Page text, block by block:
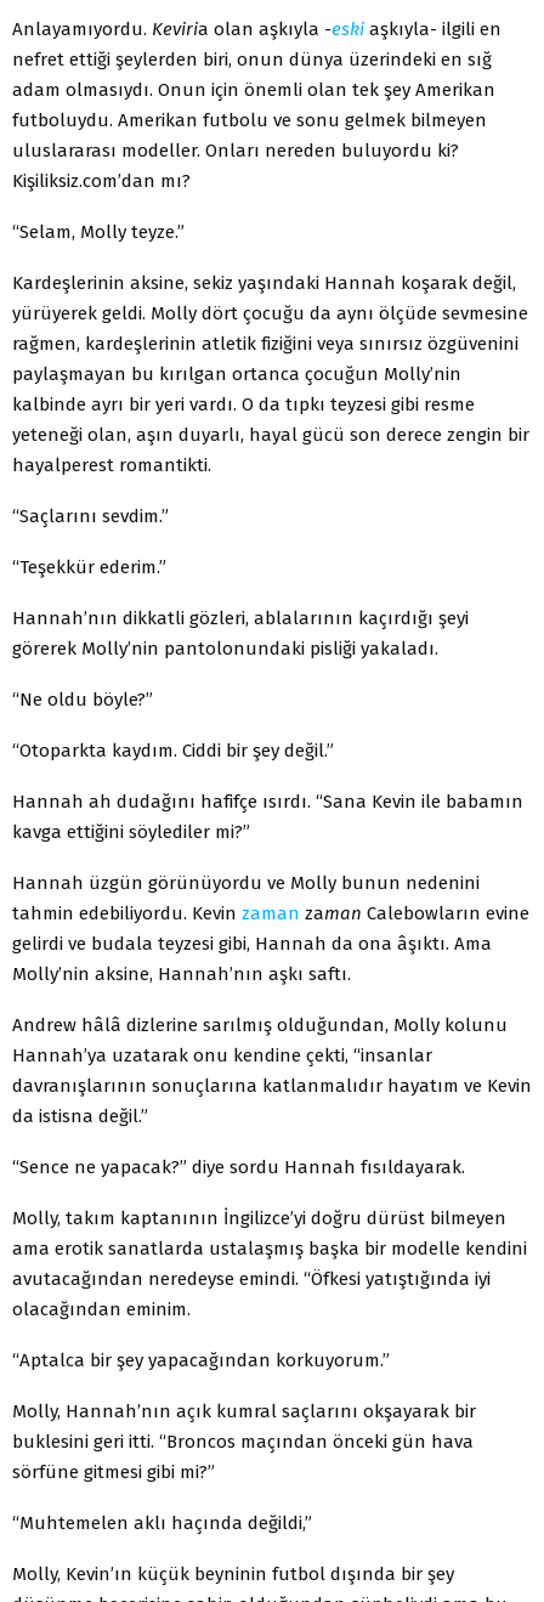
Anlayamıyordu. Keviria olan aşkıyla -eski aşkıyla- ilgili en
nefret ettiği şeylerden biri, onun dünya üzerindeki en sığ
adam olmasıydı. Onun için önemli olan tek şey Amerikan
futboluydu. Amerikan futbolu ve sonu gelmek bilmeyen
uluslararası modeller. Onları nereden buluyordu ki?
Kişiliksiz.com’dan mı?
“Selam, Molly teyze.”
Kardeşlerinin aksine, sekiz yaşındaki Hannah koşarak değil,
yü­rüyerek geldi. Molly dört çocuğu da aynı ölçüde sevmesine
rağmen, kardeşlerinin atletik fiziğini veya sınırsız özgüvenini
paylaşmayan bu kırılgan ortanca çocuğun Molly’nin
kalbinde ayrı bir yeri vardı. O da tıpkı teyzesi gibi resme
yeteneği olan, aşın duyarlı, hayal gücü son derece zengin bir
hayalperest romantikti.
“Saçlarını sevdim.”
“Teşekkür ederim.”
Hannah’nın dikkatli gözleri, ablalarının kaçırdığı şeyi
görerek Molly’nin pantolonundaki pisliği yakaladı.
“Ne oldu böyle?”
“Otoparkta kaydım. Ciddi bir şey değil.”
Hannah ah dudağını hafifçe ısırdı. “Sana Kevin ile babamın
kavga ettiğini söylediler mi?”
Hannah üzgün görünüyordu ve Molly bunun nedenini
tahmin edebiliyordu. Kevin zaman zaman Calebowların evine
gelirdi ve budala teyzesi gibi, Hannah da ona âşıktı. Ama
Molly’nin aksine, Hannah’nın aşkı saftı.
Andrew hâlâ dizlerine sarılmış olduğundan, Molly kolunu
Hannah’ya uzatarak onu kendine çekti, “insanlar
davranışlarının sonuçlarına katlanmalıdır hayatım ve Kevin
da istisna değil.”
“Sence ne yapacak?” diye sordu Hannah fısıldayarak.
Molly, takım kaptanının İngilizce’yi doğru dürüst bilmeyen
ama erotik sanatlarda ustalaşmış başka bir modelle kendini
avutacağın­dan neredeyse emindi. “Öfkesi yatıştığında iyi
olacağından eminim.
“Aptalca bir şey yapacağından korkuyorum.”
Molly, Hannah’nın açık kumral saçlarını okşayarak bir
buklesini geri itti. “Broncos maçından önceki gün hava
sörfüne gitmesi gibi mi?”
“Muhtemelen aklı haçında değildi,”
Molly, Kevin’ın küçük beyninin futbol dışında bir şey